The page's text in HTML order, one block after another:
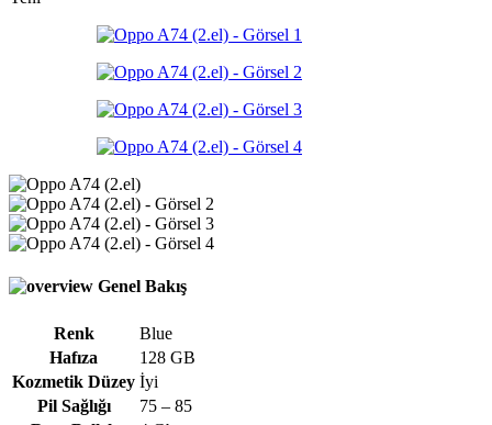
Genel Bakış
Renk
Blue
Hafıza
128 GB
Kozmetik Düzey İyi
Pil Sağlığı
75 – 85